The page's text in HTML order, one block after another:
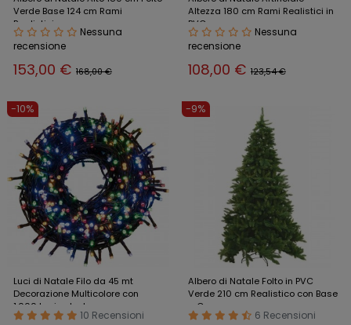
Verde Base 124 cm Rami
Realistici
Nessuna
recensione
153,00 € 168,00 €
Altezza 180 cm Rami Realistici in
PVC
Nessuna
recensione
108,00 € 123,54 €
-10%
Luci di Natale Filo da 45 mt
Decorazione Multicolore con
1.000 Lucine Led
10 Recensioni
-9%
Albero di Natale Folto in PVC
Verde 210 cm Realistico con Base
a Croce
6 Recensioni